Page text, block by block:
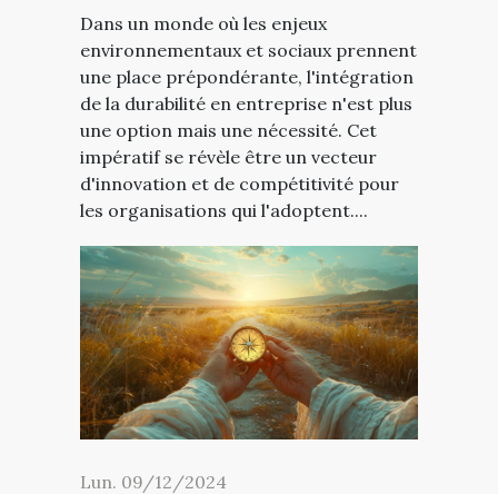
Dans un monde où les enjeux
environnementaux et sociaux prennent
une place prépondérante, l'intégration
de la durabilité en entreprise n'est plus
une option mais une nécessité. Cet
impératif se révèle être un vecteur
d'innovation et de compétitivité pour
les organisations qui l'adoptent....
Lun. 09/12/2024